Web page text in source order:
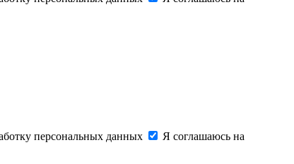
персональных данных
Я соглашаюсь на